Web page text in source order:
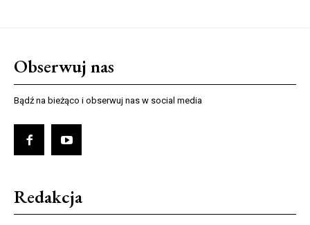
Obserwuj nas
Bądź na bieżąco i obserwuj nas w social media
Redakcja